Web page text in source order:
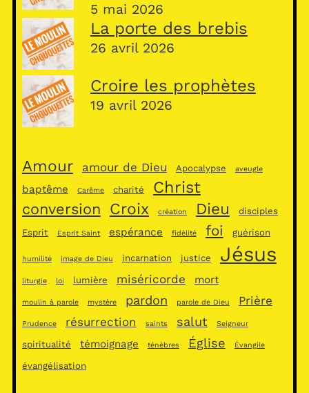
5 mai 2026
La porte des brebis
26 avril 2026
Croire les prophètes
19 avril 2026
Amour amour de Dieu Apocalypse aveugle
baptême Carême charité Christ
conversion Croix création Dieu disciples
Esprit Esprit Saint espérance fidélité foi guérison
humilité image de Dieu incarnation justice Jésus
liturgie loi lumière miséricorde mort
moulin à parole mystère pardon parole de Dieu Prière
Prudence résurrection saints salut Seigneur
spiritualité témoignage ténèbres Église Évangile
évangélisation